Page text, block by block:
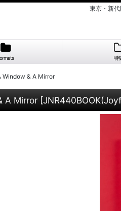
東京・新代
特
Window & A Mirror
A Mirror [